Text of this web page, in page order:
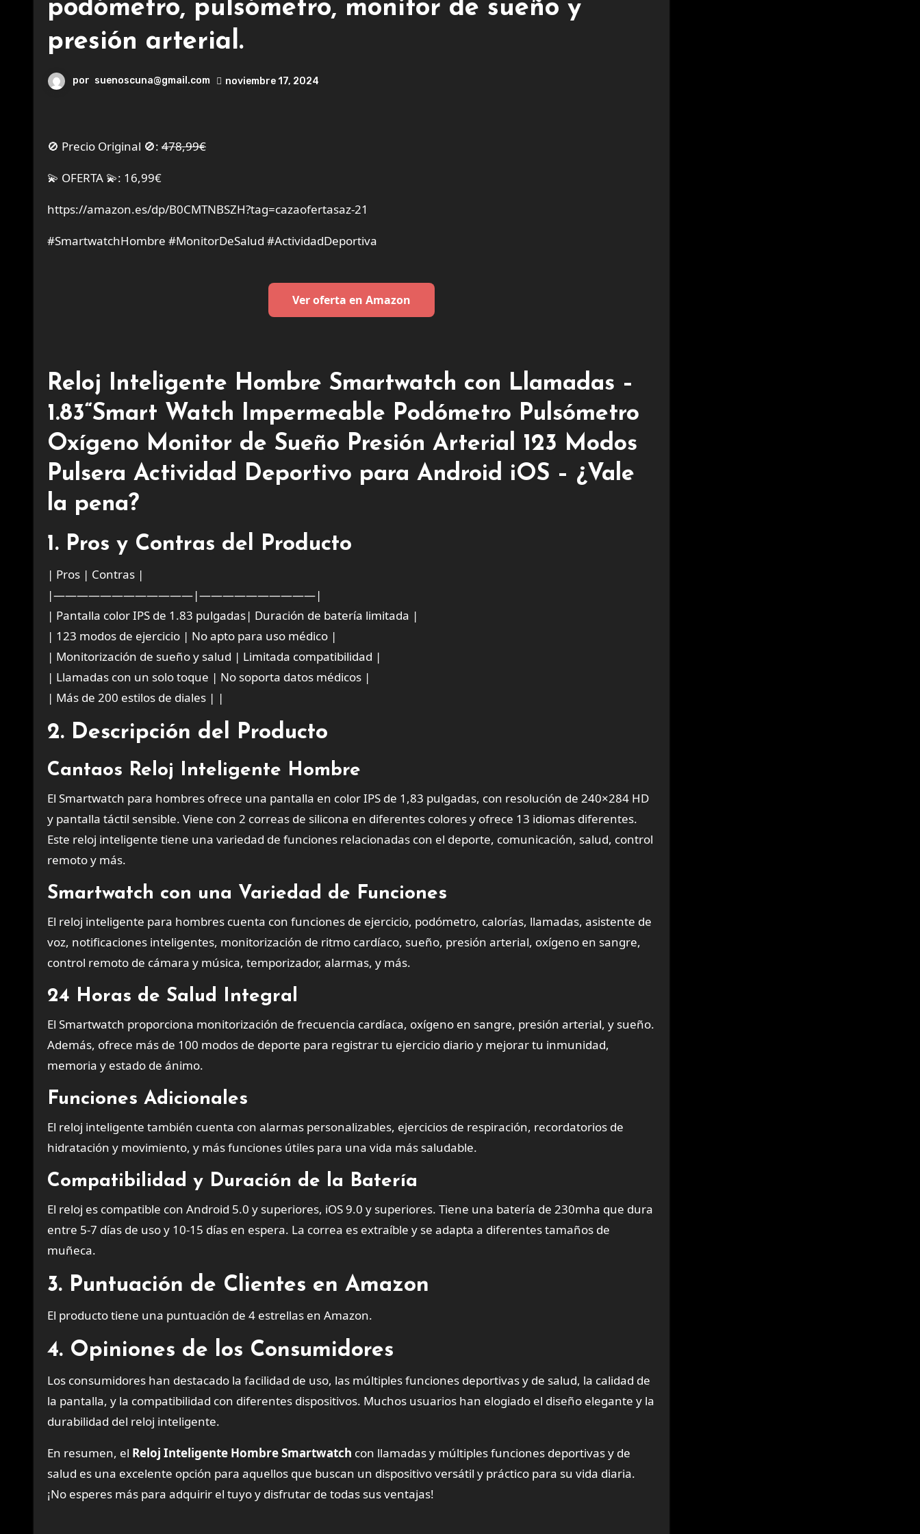
podómetro, pulsómetro, monitor de sueño y
presión arterial.
por suenoscuna@gmail.com noviembre 17, 2024
🚫 Precio Original 🚫: 478,99€
💫 OFERTA 💫: 16,99€
https://amazon.es/dp/B0CMTNBSZH?tag=cazaofertasaz-21
#SmartwatchHombre #MonitorDeSalud #ActividadDeportiva
Ver oferta en Amazon
Reloj Inteligente Hombre Smartwatch con Llamadas –
1.83“Smart Watch Impermeable Podómetro Pulsómetro
Oxígeno Monitor de Sueño Presión Arterial 123 Modos
Pulsera Actividad Deportivo para Android iOS – ¿Vale
la pena?
1. Pros y Contras del Producto
| Pros | Contras |
|————————————|——————————|
| Pantalla color IPS de 1.83 pulgadas| Duración de batería limitada |
| 123 modos de ejercicio | No apto para uso médico |
| Monitorización de sueño y salud | Limitada compatibilidad |
| Llamadas con un solo toque | No soporta datos médicos |
| Más de 200 estilos de diales | |
2. Descripción del Producto
Cantaos Reloj Inteligente Hombre
El Smartwatch para hombres ofrece una pantalla en color IPS de 1,83 pulgadas, con resolución de 240×284 HD
y pantalla táctil sensible. Viene con 2 correas de silicona en diferentes colores y ofrece 13 idiomas diferentes.
Este reloj inteligente tiene una variedad de funciones relacionadas con el deporte, comunicación, salud, control
remoto y más.
Smartwatch con una Variedad de Funciones
El reloj inteligente para hombres cuenta con funciones de ejercicio, podómetro, calorías, llamadas, asistente de
voz, notificaciones inteligentes, monitorización de ritmo cardíaco, sueño, presión arterial, oxígeno en sangre,
control remoto de cámara y música, temporizador, alarmas, y más.
24 Horas de Salud Integral
El Smartwatch proporciona monitorización de frecuencia cardíaca, oxígeno en sangre, presión arterial, y sueño.
Además, ofrece más de 100 modos de deporte para registrar tu ejercicio diario y mejorar tu inmunidad,
memoria y estado de ánimo.
Funciones Adicionales
El reloj inteligente también cuenta con alarmas personalizables, ejercicios de respiración, recordatorios de
hidratación y movimiento, y más funciones útiles para una vida más saludable.
Compatibilidad y Duración de la Batería
El reloj es compatible con Android 5.0 y superiores, iOS 9.0 y superiores. Tiene una batería de 230mha que dura
entre 5-7 días de uso y 10-15 días en espera. La correa es extraíble y se adapta a diferentes tamaños de
muñeca.
3. Puntuación de Clientes en Amazon
El producto tiene una puntuación de 4 estrellas en Amazon.
4. Opiniones de los Consumidores
Los consumidores han destacado la facilidad de uso, las múltiples funciones deportivas y de salud, la calidad de
la pantalla, y la compatibilidad con diferentes dispositivos. Muchos usuarios han elogiado el diseño elegante y la
durabilidad del reloj inteligente.
En resumen, el Reloj Inteligente Hombre Smartwatch con llamadas y múltiples funciones deportivas y de
salud es una excelente opción para aquellos que buscan un dispositivo versátil y práctico para su vida diaria.
¡No esperes más para adquirir el tuyo y disfrutar de todas sus ventajas!